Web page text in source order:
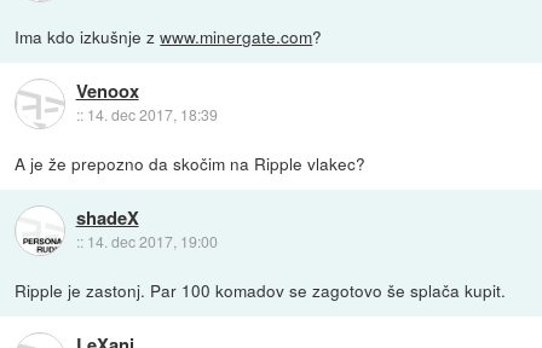
Ima kdo izkušnje zwww.minergate.com?
Venoox
:: 14. dec 2017, 18:39
A je že prepozno da skočim na Ripple vlakec?
shadeX
:: 14. dec 2017, 19:00
Ripple je zastonj. Par 100 komadov se zagotovo še splača kupit.